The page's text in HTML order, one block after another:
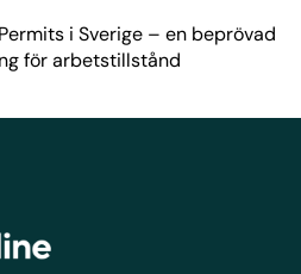
i Sverige – en beprövad
för arbetstillstånd